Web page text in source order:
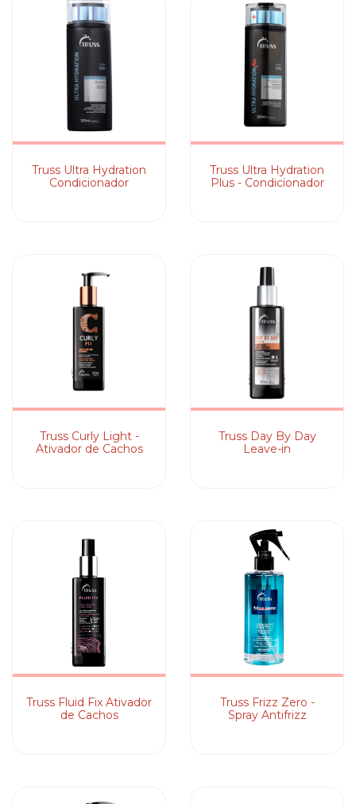
Truss Ultra Hydration
Condicionador
Truss Ultra Hydration
Plus - Condicionador
Truss Curly Light -
Ativador de Cachos
Truss Day By Day
Leave-in
Truss Fluid Fix Ativador
de Cachos
Truss Frizz Zero -
Spray Antifrizz